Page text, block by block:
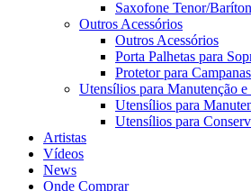
Saxofone Tenor/
Outros Acessórios
Outros Acessórios
Porta Palhetas para
Protetor para Campanas
Utensílios para Manutenção e
Utensílios para
Utensílios para
Artistas
Vídeos
News
Onde Comprar